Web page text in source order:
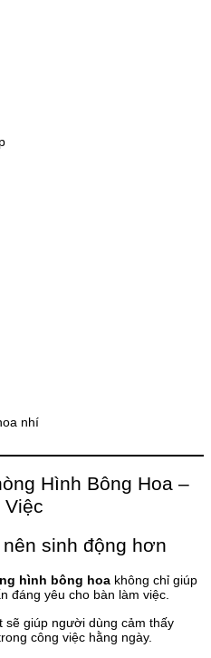
nhí
Hình Bông Hoa –
Việc
sinh động hơn
hình bông hoa không chỉ giúp
đáng yêu cho bàn làm việc.
sẽ giúp người dùng cảm thấy
công việc hằng ngày.